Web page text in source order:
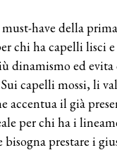
have della
chi ha capelli lisci e
dinamismo ed evita
capelli mossi, li
accentua il già
per chi ha i
prestare i